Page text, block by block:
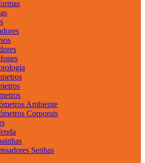
Ambiente
Corporais
Senhas